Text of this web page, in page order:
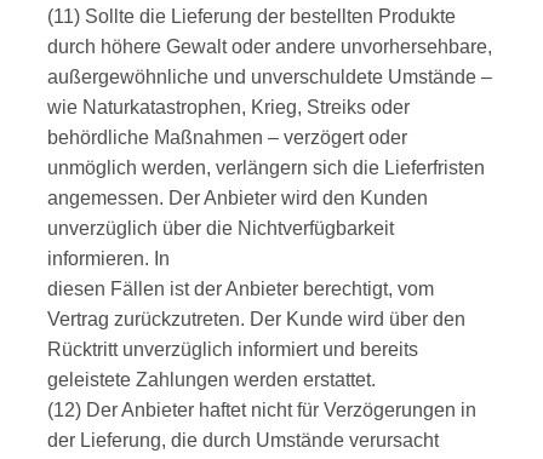
(11) Sollte die Lieferung der bestellten Produkte
durch höhere Gewalt oder andere unvorhersehbare,
außergewöhnliche und unverschuldete Umstände –
wie Naturkatastrophen, Krieg, Streiks oder
behördliche Maßnahmen – verzögert oder
unmöglich werden, verlängern sich die Lieferfristen
angemessen. Der Anbieter wird den Kunden
unverzüglich über die Nichtverfügbarkeit
informieren. In
diesen Fällen ist der Anbieter berechtigt, vom
Vertrag zurückzutreten. Der Kunde wird über den
Rücktritt unverzüglich informiert und bereits
geleistete Zahlungen werden erstattet.
(12) Der Anbieter haftet nicht für Verzögerungen in
der Lieferung, die durch Umstände verursacht